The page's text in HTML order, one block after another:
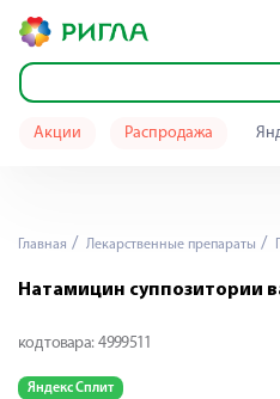
Акции Распродажа
Главная Лекарственные препараты
Натамицин суппозитории
код товара: 4999511
Яндекс Сплит